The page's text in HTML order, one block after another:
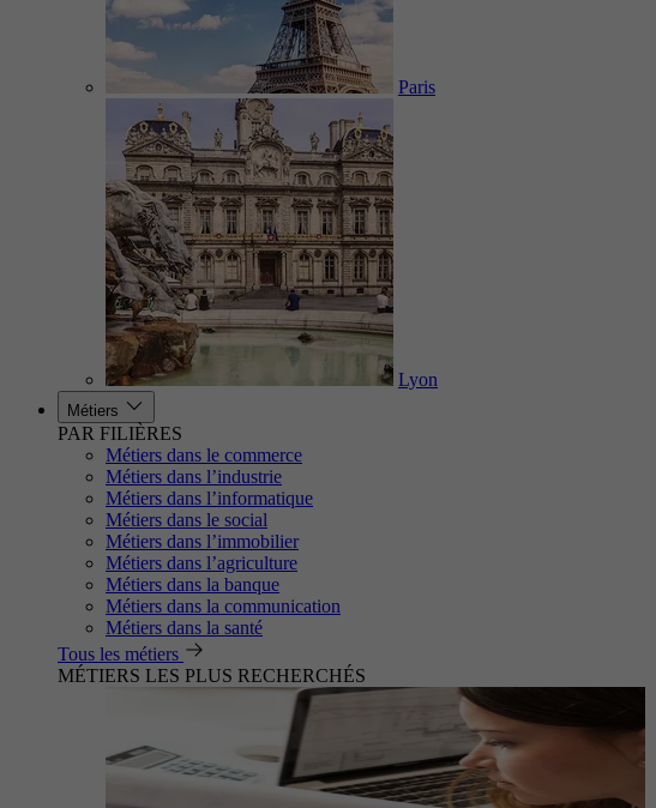
Paris
Lyon
Métiers
PAR FILIÈRES
Métiers dans le commerce
Métiers dans l’industrie
Métiers dans l’informatique
Métiers dans le social
Métiers dans l’immobilier
Métiers dans l’agriculture
Métiers dans la banque
Métiers dans la communication
Métiers dans la santé
Tous les métiers
MÉTIERS LES PLUS RECHERCHÉS